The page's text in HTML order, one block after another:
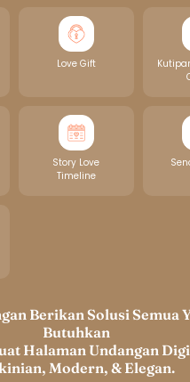
Love Gift
Story Love
Timeline
Berikan Solusi Semua
Butuhkan
Halaman Undangan
Modern, & Elegan.